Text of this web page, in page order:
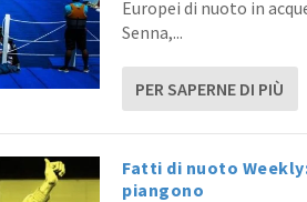
Europei di nuoto in
Senna,...
PER SAPERNE DI PIÙ
Fatti di nuoto
piangono